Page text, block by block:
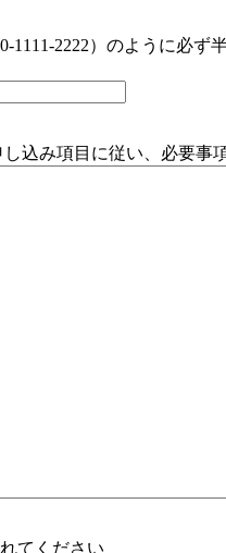
1111-2222）のように必ず
込み項目に従い、必要事
てください